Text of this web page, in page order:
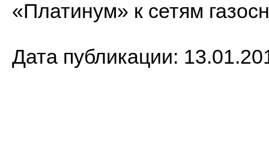
«Платинум» к сетям
Дата публикации: